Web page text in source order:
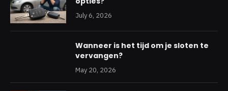
July 6, 2026
Wanneer is het tijd om je sloten te
vervangen?
May 20, 2026